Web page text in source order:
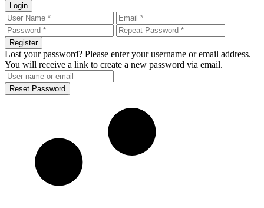
Login
Register
Lost your password? Please enter your username or email address.
You will receive a link to create a new password via email.
Reset Password